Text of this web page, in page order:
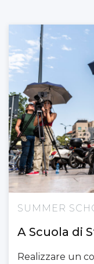
SUMMER
A Scuola di
Realizzare un